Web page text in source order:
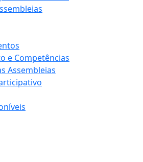
e Competências
Assembleias